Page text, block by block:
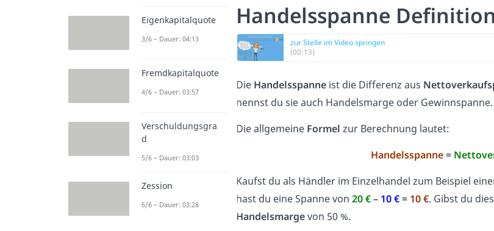
Handelsspanne Definition
zur Stelle im Video springen
(00:13)
Die Handelsspanne ist die Differenz aus
nennst du sie auch Handelsmarge oder Gewinnspanne.
Die allgemeine Formel zur Berechnung lautet:
Handelsspanne=
Kaufst du als Händler im Einzelhandel zum Beispiel
hast du eine Spanne von 20 €– 10 €= 10 €. Gibst du
Handelsmargevon 50 %.
Eigenkapitalquote
3/6 – Dauer: 04:13
Fremdkapitalquote
4/6 – Dauer: 03:57
Verschuldungsgra
d
5/6 – Dauer: 03:03
Zession
6/6 – Dauer: 03:28